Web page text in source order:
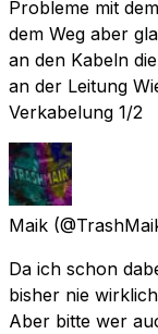
Probleme mit
dem Weg aber
an den Kabeln
an der Leitung
Verkabelung 1/2
Maik
Da ich schon
bisher nie
Aber bitte wer